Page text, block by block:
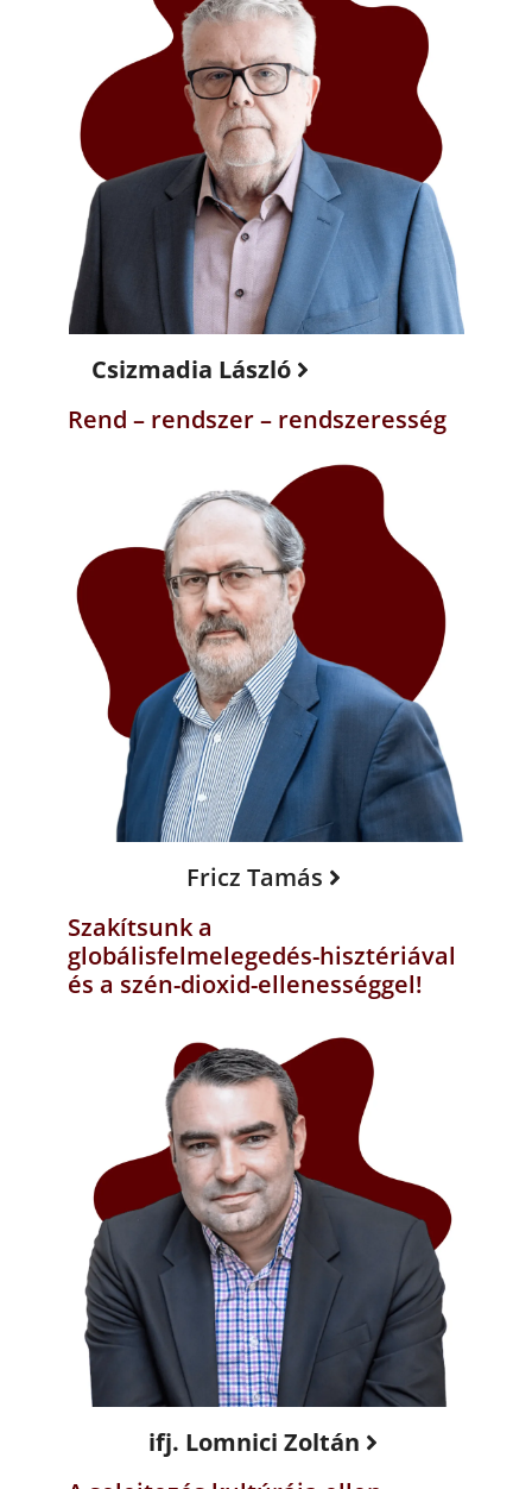
Csizmadia László
Rend – rendszer – rendszeresség
Fricz Tamás
Szakítsunk a
globálisfelmelegedés-hisztériával
és a szén-dioxid-ellenességgel!
ifj. Lomnici Zoltán